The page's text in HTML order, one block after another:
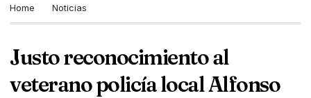
Home Noticias
Justo reconocimiento al
veterano policía local Alfonso